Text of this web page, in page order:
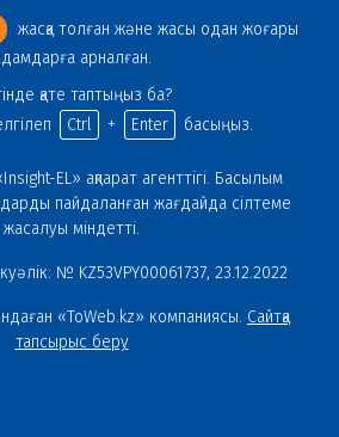
EL» ақпарат агенттігі. Басылым
пайдаланған жағдайда сілтеме
жасалуы міндетті.
№ KZ53VPY00061737, 23.12.2022
«ToWeb.kz» компаниясы. Сайтқа
тапсырыс беру
жасқа толған және жасы одан жоғары
арналған.
қате таптыңыз ба?
Ctrl + Enter басыңыз.